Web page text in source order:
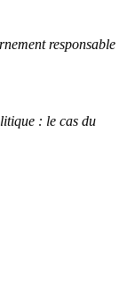
responsable
: le cas du